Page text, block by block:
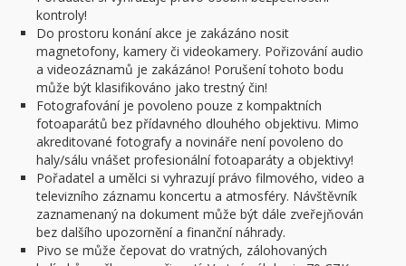
kontroly!
Do prostoru konání akce je zakázáno nosit
magnetofony, kamery či videokamery. Pořizování audio
a videozáznamů je zakázáno! Porušení tohoto bodu
může být klasifikováno jako trestný čin!
Fotografování je povoleno pouze z kompaktních
fotoaparátů bez přídavného dlouhého objektivu. Mimo
akreditované fotografy a novináře není povoleno do
haly/sálu vnášet profesionální fotoaparáty a objektivy!
Pořadatel a umělci si vyhrazují právo filmového, video a
televizního záznamu koncertu a atmosféry. Návštěvník
zaznamenaný na dokument může být dále zveřejňován
bez dalšího upozornění a finanční náhrady.
Pivo se může čepovat do vratných, zálohovaných